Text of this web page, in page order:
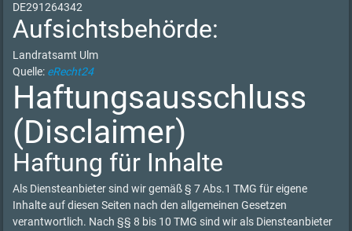
DE291264342
Aufsichtsbehörde:
Landratsamt Ulm
Quelle: eRecht24
Haftungsausschluss
(Disclaimer)
Haftung für Inhalte
Als Diensteanbieter sind wir gemäß § 7 Abs.1 TMG für eigene
Inhalte auf diesen Seiten nach den allgemeinen Gesetzen
verantwortlich. Nach §§ 8 bis 10 TMG sind wir als Diensteanbieter